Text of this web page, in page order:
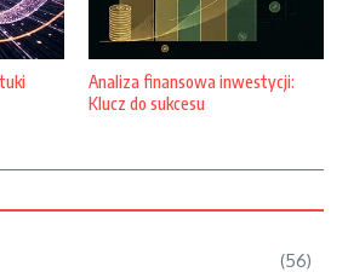
Analiza finansowa inwestycji:
Klucz do sukcesu
(56)